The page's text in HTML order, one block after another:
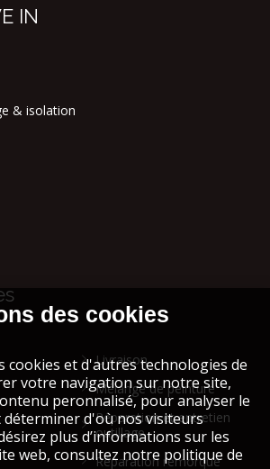
IN
& isolation
Livraison
Mélange de peinture
Réparation et entretien
outillage
Réparation remorque